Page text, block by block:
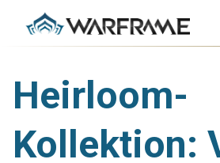
Heirloom-
Kollektion: